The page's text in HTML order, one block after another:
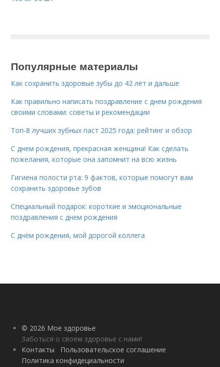
Популярные материалы
Как сохранить здоровые зубы до 42 лет и дальше
Как правильно написать поздравление с днем рождения
своими словами: советы и рекомендации
Топ-8 лучших зубных паст 2025 года: рейтинг и обзор
С днем рождения, прекрасная женщина! Как сделать
пожелания, которые она запомнит на всю жизнь
Гигиена полости рта: 9 фактов, которые помогут вам
сохранить здоровье зубов
Специальный подарок: короткие и эмоциональные
поздравления с днем рождения
С днём рождения, мой дорогой коллега
© 2026 Мое здоровье
Заботься о своем здоровье с нами!
Контакты
Пользовательское соглашение
Политика конфидециальности